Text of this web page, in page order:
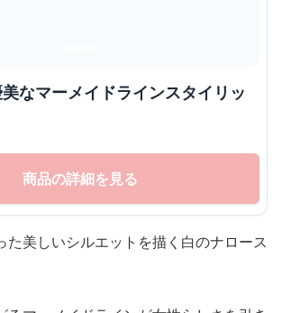
なマーメイドラインスタイリッ
商品の詳細を見る
た美しいシルエットを描く白のナロース